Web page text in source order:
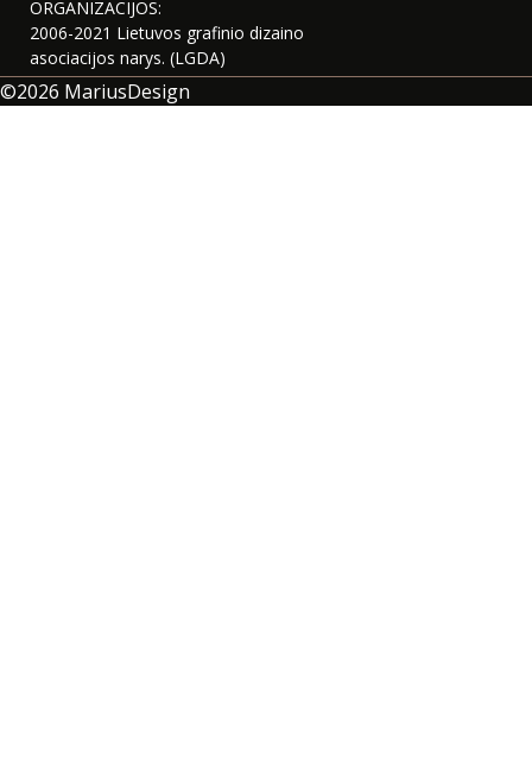
ORGANIZACIJOS:
2006-2021 Lietuvos grafinio dizaino
asociacijos narys. (LGDA)
©2026 MariusDesign